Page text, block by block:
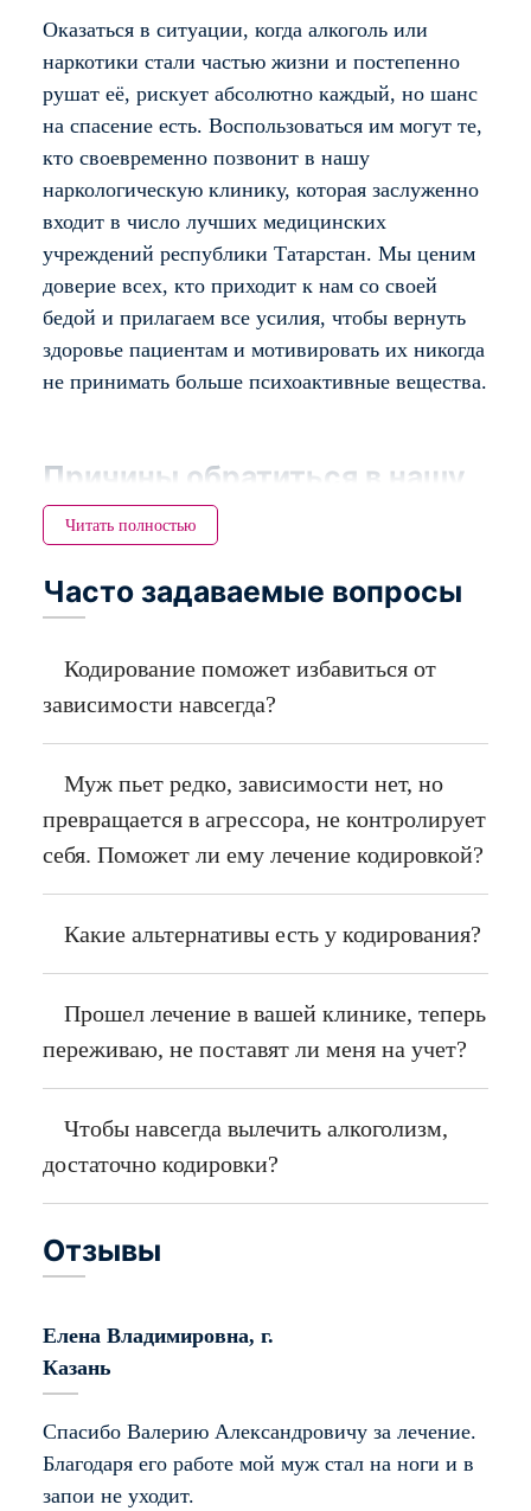
Оказаться в ситуации, когда алкоголь или
наркотики стали частью жизни и постепенно
рушат её, рискует абсолютно каждый, но шанс
на спасение есть. Воспользоваться им могут те,
кто своевременно позвонит в нашу
наркологическую клинику, которая заслуженно
входит в число лучших медицинских
учреждений республики Татарстан. Мы ценим
доверие всех, кто приходит к нам со своей
бедой и прилагаем все усилия, чтобы вернуть
здоровье пациентам и мотивировать их никогда
не принимать больше психоактивные вещества.
Причины обратиться в нашу
клинику?
Типичной позицией любого, кто страдает от
наркозависимости, является «как только захочу
– обязательно брошу». Но на практике таких
людей единицы, но даже им не справиться без
полноценной реабилитации, а десятки тысяч
других нуждаются в квалифицированной
помощи с самого начала. Частный
наркологический центр для наркоманов и
алкоголиков «Альтернатива» создан для того,
веществам. Вместо попыток самостоятельного
лечения, лучше позвонить в круглосуточную
наркологию, поскольку в таком случае вы
индивидуальный подход к каждому
пациенту;
диагностика состояния;
медикаментозное и психологическое
лечение (устранение не только симптомов
медицинские препараты;
состояния из-за неправильно
подобранных лекарств;
больному оказывается помощь
Читать полностью
Часто задаваемые вопросы
Кодирование поможет избавиться от
зависимости навсегда?
Муж пьет редко, зависимости нет, но
превращается в агрессора, не контролирует
себя. Поможет ли ему лечение кодировкой?
Какие альтернативы есть у кодирования?
Прошел лечение в вашей клинике, теперь
переживаю, не поставят ли меня на учет?
Чтобы навсегда вылечить алкоголизм,
достаточно кодировки?
Отзывы
Елена Владимировна, г.
Казань
Спасибо Валерию Александровичу за лечение.
Благодаря его работе мой муж стал на ноги и в
запои не уходит.